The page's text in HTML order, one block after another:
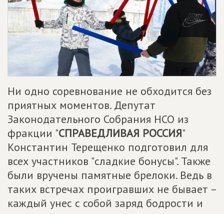
Ни одно соревнование не обходится без
приятных моментов. Депутат
Законодательного Собрания НСО из
фракции "СПРАВЕДЛИВАЯ РОССИЯ"
Константин Терещенко подготовил для
всех участников "сладкие бонусы". Также
были вручены памятные брелоки. Ведь в
таких встречах проигравших не бывает –
каждый унес с собой заряд бодрости и